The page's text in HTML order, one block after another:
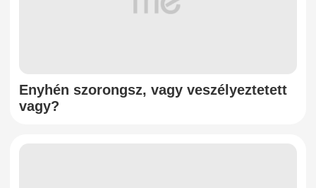
Enyhén szorongsz, vagy veszélyeztetett
vagy?